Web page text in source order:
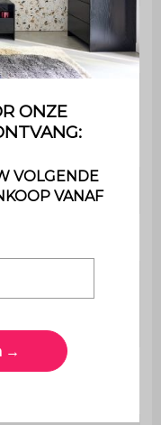
(25 kg/m3)
(16 kg/m3)
per plaats
voor